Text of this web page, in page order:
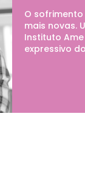
O
mais novas.
Instituto
expressivo